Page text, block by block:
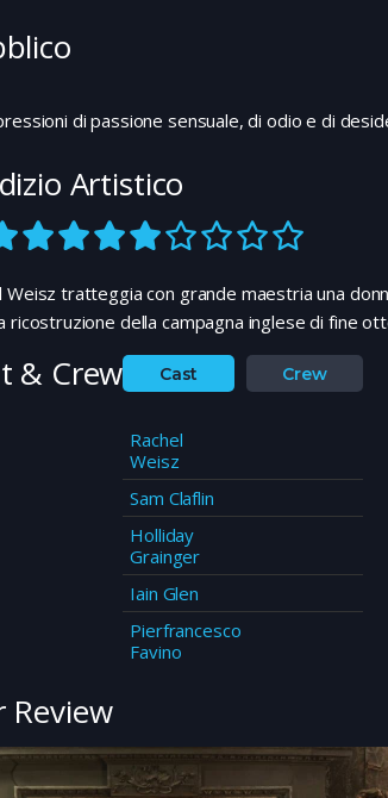
di passione sensuale, di odio e di
Artistico
Weisz tratteggia con grande maestria una
ricostruzione della campagna inglese di fine
& Crew Cast Crew
Rachel
Weisz
Sam Claflin
Holliday
Grainger
Iain Glen
Pierfrancesco
Favino
Review